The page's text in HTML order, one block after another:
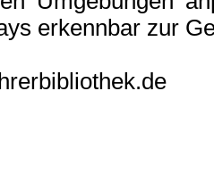
erkennbar zur